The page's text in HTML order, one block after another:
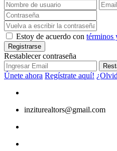
Estoy de acuerdo con términos
Registrarse
Restablecer contraseña
Únete ahora Regístrate aquí!
inziturealtors@gmail.com